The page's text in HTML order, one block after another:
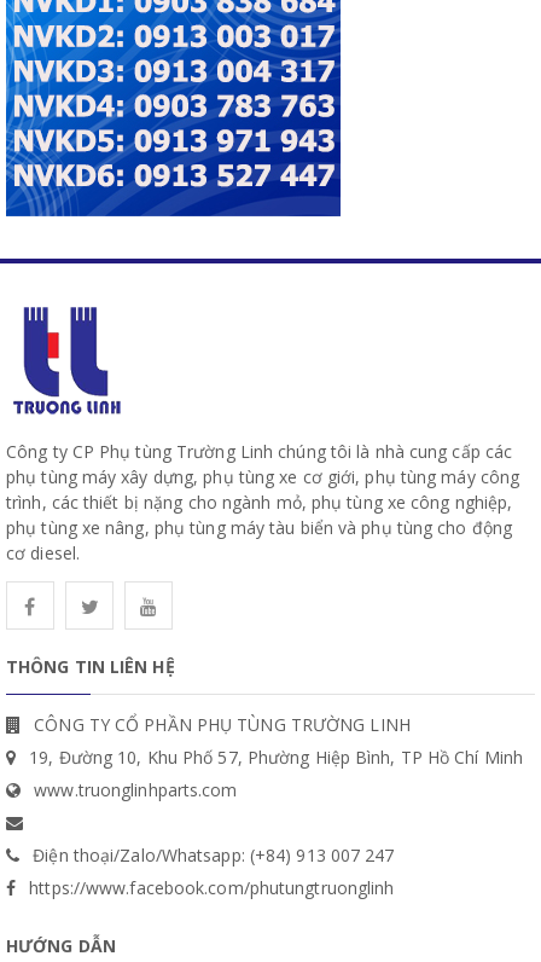
Công ty CP Phụ tùng Trường Linh chúng tôi là nhà cung cấp các
phụ tùng máy xây dựng, phụ tùng xe cơ giới, phụ tùng máy công
trình, các thiết bị nặng cho ngành mỏ, phụ tùng xe công nghiệp,
phụ tùng xe nâng, phụ tùng máy tàu biển và phụ tùng cho động
cơ diesel.
THÔNG TIN LIÊN HỆ
CÔNG TY CỔ PHẦN PHỤ TÙNG TRƯỜNG LINH
19, Đường 10, Khu Phố 57, Phường Hiệp Bình, TP Hồ Chí Minh
www.truonglinhparts.com
Điện thoại/Zalo/Whatsapp: (+84) 913 007 247
https://www.facebook.com/phutungtruonglinh
HƯỚNG DẪN